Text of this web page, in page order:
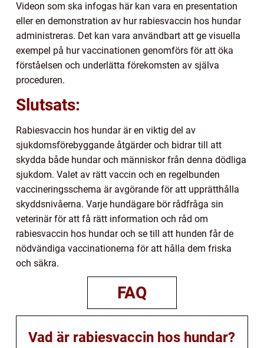
Videon som ska infogas här kan vara en presentation
eller en demonstration av hur rabiesvaccin hos hundar
administreras. Det kan vara användbart att ge visuella
exempel på hur vaccinationen genomförs för att öka
förståelsen och underlätta förekomsten av själva
proceduren.
Slutsats:
Rabiesvaccin hos hundar är en viktig del av
sjukdomsförebyggande åtgärder och bidrar till att
skydda både hundar och människor från denna dödliga
sjukdom. Valet av rätt vaccin och en regelbunden
vaccineringsschema är avgörande för att upprätthålla
skyddsnivåerna. Varje hundägare bör rådfråga sin
veterinär för att få rätt information och råd om
rabiesvaccin hos hundar och se till att hunden får de
nödvändiga vaccinationerna för att hålla dem friska
och säkra.
FAQ
Vad är rabiesvaccin hos hundar?